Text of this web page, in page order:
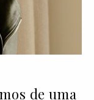
de uma